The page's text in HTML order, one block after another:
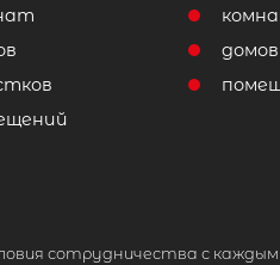
домов
сотрудничества с